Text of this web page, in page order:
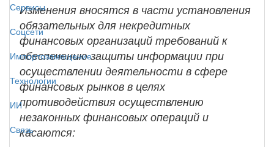
Сервисы
Соцсети
Импортозамещение
Технологии
ИИ
Связь
Изменения вносятся в части установления
обязательных для некредитных
финансовых организаций требований к
обеспечению защиты информации при
осуществлении деятельности в сфере
финансовых рынков в целях
противодействия осуществлению
незаконных финансовых операций и
касаются: